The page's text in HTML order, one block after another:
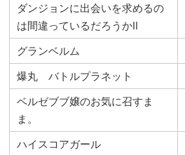
ダンジョンに出会いを求めるの
は間違っているだろうかⅡ
グランベルム
爆丸 バトルプラネット
ベルゼブブ嬢のお気に召すま
ま。
ハイスコアガール